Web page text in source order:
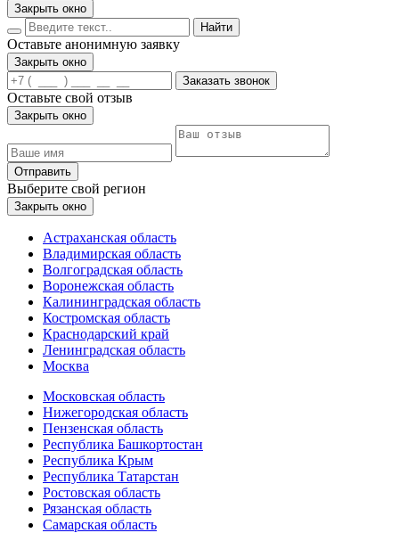
Закрыть окно
Найти
Оставьте анонимную заявку
Закрыть окно
Заказать звонок
Оставьте свой отзыв
Закрыть окно
Отправить
Выберите свой регион
Закрыть окно
Астраханская область
Владимирская область
Волгоградская область
Воронежская область
Калининградская область
Костромская область
Краснодарский край
Ленинградская область
Москва
Московская область
Нижегородская область
Пензенская область
Республика Башкортостан
Республика Крым
Республика Татарстан
Ростовская область
Рязанская область
Самарская область